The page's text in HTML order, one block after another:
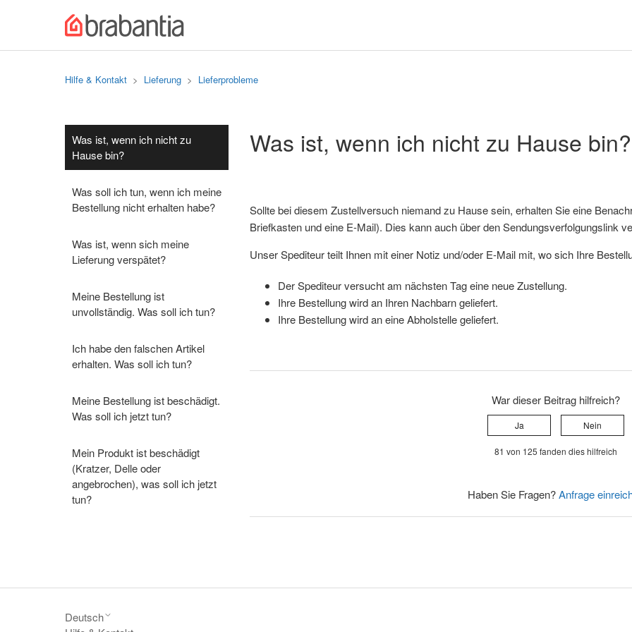
Hilfe & Kontakt Lieferung Lieferprobleme
Was ist, wenn ich nicht zu
Hause bin?
Was soll ich tun, wenn ich meine
Bestellung nicht erhalten habe?
Was ist, wenn sich meine
Lieferung verspätet?
Meine Bestellung ist
unvollständig. Was soll ich tun?
Ich habe den falschen Artikel
erhalten. Was soll ich tun?
Meine Bestellung ist beschädigt.
Was soll ich jetzt tun?
Mein Produkt ist beschädigt
(Kratzer, Delle oder
angebrochen), was soll ich jetzt
tun?
Was ist, wenn ich nicht zu Hause bin?
Sollte bei diesem Zustellversuch niemand zu Hause sein, erhalten Sie eine
Briefkasten und eine E-Mail). Dies kann auch über den Sendungsverfolgungslink
Unser Spediteur teilt Ihnen mit einer Notiz und/oder E-Mail mit, wo sich Ihre
Der Spediteur versucht am nächsten Tag eine neue Zustellung.
Ihre Bestellung wird an Ihren Nachbarn geliefert.
Ihre Bestellung wird an eine Abholstelle geliefert.
War dieser Beitrag hilfreich?
Ja Nein
81 von 125 fanden dies hilfreich
Haben Sie Fragen?Anfrage
Deutsch